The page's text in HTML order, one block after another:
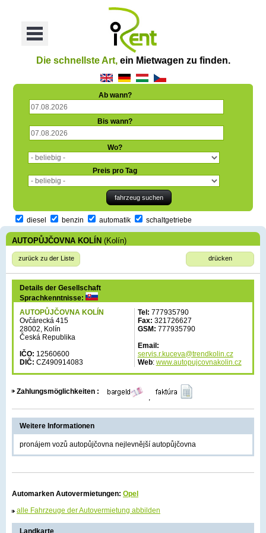
Menu
Die schnellste Art,ein Mietwagen zu finden.
Ab wann?
Bis wann?
Wo?
Preis pro Tag
diesel benzin automatik schaltgetriebe
AUTOPŮJČOVNA KOLÍN (Kolín)
zurück zu der Liste drücken
Details der Gesellschaft
Sprachkenntnisse:
AUTOPŮJČOVNA KOLÍN
Ovčárecká 415
28002, Kolín
Česká Republika
IČO: 12560600
DIČ: CZ490914083
Tel: 777935790
Fax: 321726627
GSM: 777935790
Email:
servis.r.kuceva@trendkolin.cz
Web: www.autopujcovnakolin.cz
Zahlungsmöglichkeiten :
,
Weitere Informationen
pronájem vozů autopůjčovna nejlevnější autopůjčovna
Automarken Autovermietungen: Opel
alle Fahrzeuge der Autovermietung abbilden
Landkarte